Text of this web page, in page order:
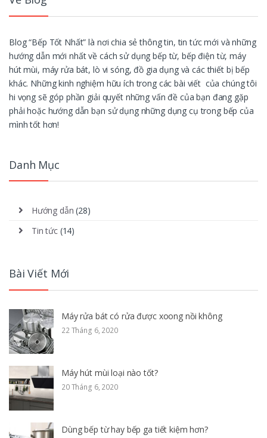
Blog “Bếp Tốt Nhất” là nơi chia sẻ thông tin, tin tức mới và những
hướng dẫn mới nhất về cách sử dụng bếp từ, bếp điện từ, máy
hút mùi, máy rửa bát, lò vi sóng, đồ gia dụng và các thiết bị bếp
khác. Những kinh nghiệm hữu ích trong các bài viết của chúng tôi
hi vọng sẽ góp phần giải quyết những vấn đề của bạn đang gặp
phải hoặc hướng dẫn bạn sử dụng những dụng cụ trong bếp của
mình tốt hơn!
Danh Mục
Hướng dẫn (28)
Tin tức(14)
Bài Viết Mới
Máy rửa bát có rửa được xoong nồi không
22 Tháng 6, 2020
Máy hút mùi loại nào tốt?
20 Tháng 6, 2020
Dùng bếp từ hay bếp ga tiết kiệm hơn?